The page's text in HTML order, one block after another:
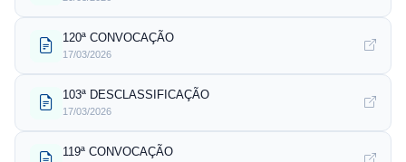
120ª CONVOCAÇÃO
17/03/2026
103ª DESCLASSIFICAÇÃO
17/03/2026
119ª CONVOCAÇÃO